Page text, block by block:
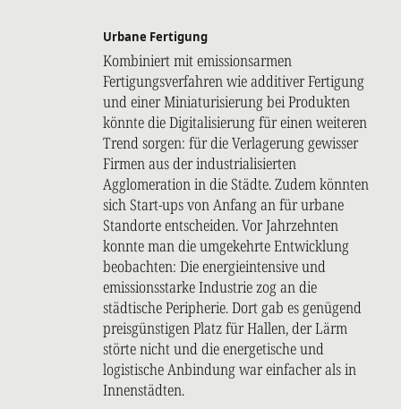
Urbane Fertigung
Kombiniert mit emissionsarmen
Fertigungsverfahren wie additiver Fertigung
und einer Miniaturisierung bei Produkten
könnte die Digitalisierung für einen weiteren
Trend sorgen: für die Verlagerung gewisser
Firmen aus der industrialisierten
Agglomeration in die Städte. Zudem könnten
sich Start-ups von Anfang an für urbane
Standorte entscheiden. Vor Jahrzehnten
konnte man die umgekehrte Entwicklung
beobachten: Die energieintensive und
emissionsstarke Industrie zog an die
städtische Peripherie. Dort gab es genügend
preisgünstigen Platz für Hallen, der Lärm
störte nicht und die energetische und
logistische Anbindung war einfacher als in
Innenstädten.